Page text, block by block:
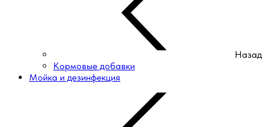
Назад
Кормовые добавки
Мойка и дезинфекция